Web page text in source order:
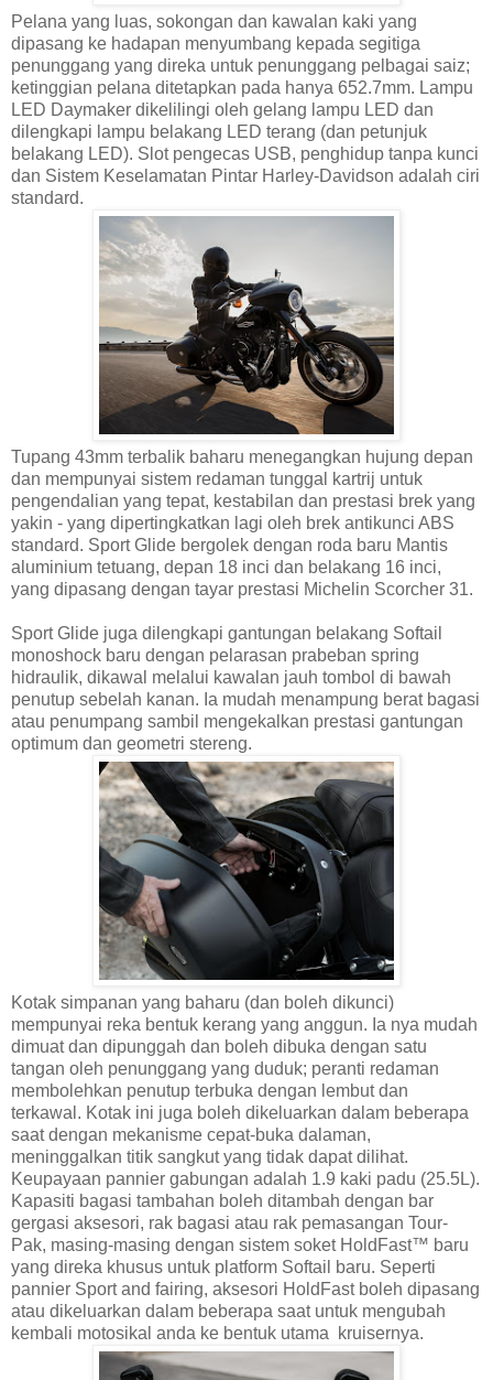
Pelana yang luas, sokongan dan kawalan kaki yang
dipasang ke hadapan menyumbang kepada segitiga
penunggang yang direka untuk penunggang pelbagai saiz;
ketinggian pelana ditetapkan pada hanya 652.7mm. Lampu
LED Daymaker dikelilingi oleh gelang lampu LED dan
dilengkapi lampu belakang LED terang (dan petunjuk
belakang LED). Slot pengecas USB, penghidup tanpa kunci
dan Sistem Keselamatan Pintar Harley-Davidson adalah ciri
standard.
Tupang 43mm terbalik baharu menegangkan hujung depan
dan mempunyai sistem redaman tunggal kartrij untuk
pengendalian yang tepat, kestabilan dan prestasi brek yang
yakin - yang dipertingkatkan lagi oleh brek antikunci ABS
standard. Sport Glide bergolek dengan roda baru Mantis
aluminium tetuang, depan 18 inci dan belakang 16 inci,
yang dipasang dengan tayar prestasi Michelin Scorcher 31.
Sport Glide juga dilengkapi gantungan belakang Softail
monoshock baru dengan pelarasan prabeban spring
hidraulik, dikawal melalui kawalan jauh tombol di bawah
penutup sebelah kanan. Ia mudah menampung berat bagasi
atau penumpang sambil mengekalkan prestasi gantungan
optimum dan geometri stereng.
Kotak simpanan yang baharu (dan boleh dikunci)
mempunyai reka bentuk kerang yang anggun. Ia nya mudah
dimuat dan dipunggah dan boleh dibuka dengan satu
tangan oleh penunggang yang duduk; peranti redaman
membolehkan penutup terbuka dengan lembut dan
terkawal. Kotak ini juga boleh dikeluarkan dalam beberapa
saat dengan mekanisme cepat-buka dalaman,
meninggalkan titik sangkut yang tidak dapat dilihat.
Keupayaan pannier gabungan adalah 1.9 kaki padu (25.5L).
Kapasiti bagasi tambahan boleh ditambah dengan bar
gergasi aksesori, rak bagasi atau rak pemasangan Tour-
Pak, masing-masing dengan sistem soket HoldFast™ baru
yang direka khusus untuk platform Softail baru. Seperti
pannier Sport and fairing, aksesori HoldFast boleh dipasang
atau dikeluarkan dalam beberapa saat untuk mengubah
kembali motosikal anda ke bentuk utama kruisernya.